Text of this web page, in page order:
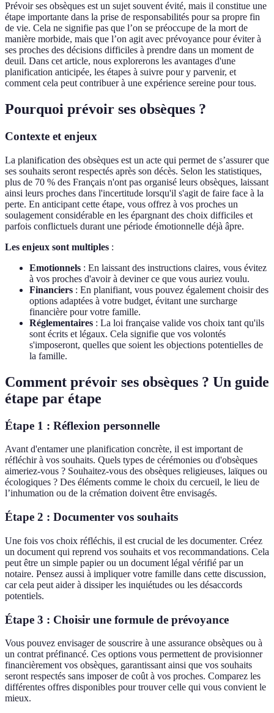
Prévoir ses obsèques est un sujet souvent évité, mais il constitue une
étape importante dans la prise de responsabilités pour sa propre fin
de vie. Cela ne signifie pas que l’on se préoccupe de la mort de
manière morbide, mais que l’on agit avec prévoyance pour éviter à
ses proches des décisions difficiles à prendre dans un moment de
deuil. Dans cet article, nous explorerons les avantages d'une
planification anticipée, les étapes à suivre pour y parvenir, et
comment cela peut contribuer à une expérience sereine pour tous.
Pourquoi prévoir ses obsèques ?
Contexte et enjeux
La planification des obsèques est un acte qui permet de s’assurer que
ses souhaits seront respectés après son décès. Selon les statistiques,
plus de 70 % des Français n'ont pas organisé leurs obsèques, laissant
ainsi leurs proches dans l'incertitude lorsqu'il s'agit de faire face à la
perte. En anticipant cette étape, vous offrez à vos proches un
soulagement considérable en les épargnant des choix difficiles et
parfois conflictuels durant une période émotionnelle déjà âpre.
Les enjeux sont multiples :
Emotionnels : En laissant des instructions claires, vous évitez
à vos proches d'avoir à deviner ce que vous auriez voulu.
Financiers : En planifiant, vous pouvez également choisir des
options adaptées à votre budget, évitant une surcharge
financière pour votre famille.
Réglementaires : La loi française valide vos choix tant qu'ils
sont écrits et légaux. Cela signifie que vos volontés
s'imposeront, quelles que soient les objections potentielles de
la famille.
Comment prévoir ses obsèques ? Un guide
étape par étape
Étape 1 : Réflexion personnelle
Avant d'entamer une planification concrète, il est important de
réfléchir à vos souhaits. Quels types de cérémonies ou d'obsèques
aimeriez-vous ? Souhaitez-vous des obsèques religieuses, laïques ou
écologiques ? Des éléments comme le choix du cercueil, le lieu de
l’inhumation ou de la crémation doivent être envisagés.
Étape 2 : Documenter vos souhaits
Une fois vos choix réfléchis, il est crucial de les documenter. Créez
un document qui reprend vos souhaits et vos recommandations. Cela
peut être un simple papier ou un document légal vérifié par un
notaire. Pensez aussi à impliquer votre famille dans cette discussion,
car cela peut aider à dissiper les inquiétudes ou les désaccords
potentiels.
Étape 3 : Choisir une formule de prévoyance
Vous pouvez envisager de souscrire à une assurance obsèques ou à
un contrat préfinancé. Ces options vous permettent de provisionner
financièrement vos obsèques, garantissant ainsi que vos souhaits
seront respectés sans imposer de coût à vos proches. Comparez les
différentes offres disponibles pour trouver celle qui vous convient le
mieux.